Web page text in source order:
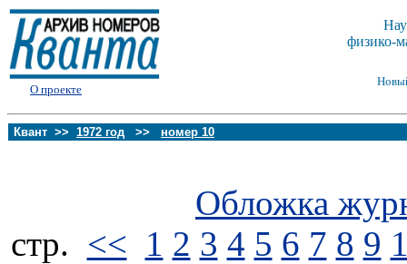
О проекте
физико-
Квант >> 1972 год >> номер 10
Обложка
стp. << 1 2 3 4 5 6 7 8 9